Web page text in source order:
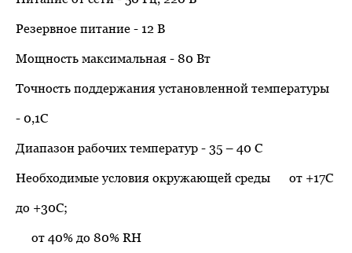
Резервное питание - 12 В
Мощность максимальная - 80 Вт
Точность поддержания установленной температуры
- 0,1С
Диапазон рабочих температур - 35 – 40 С
Необходимые условия окружающей среды от +17С
до +30С;
от 40% до 80% RH